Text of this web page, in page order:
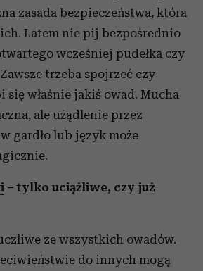
zasada bezpieczeństwa, która
Latem nie pij bezpośrednio
wcześniej pudełka czy
trzeba spojrzeć czy
właśnie jakiś owad. Mucha
ale użądlenie przez
gardło lub język może
– tylko uciążliwe, czy już
ze wszystkich owadów.
do innych mogą